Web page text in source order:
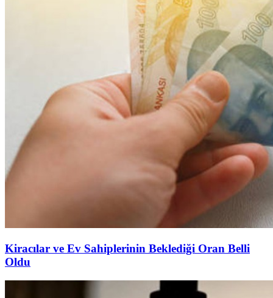
Kiracılar ve Ev Sahiplerinin Beklediği Oran Belli
Oldu